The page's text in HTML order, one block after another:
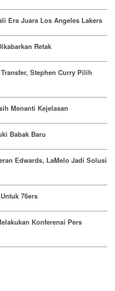
Era Juara Los Angeles Lakers
Retak
Stephen Curry Pilih
Menanti Kejelasan
Babak Baru
Edwards, LaMelo Jadi Solusi
76ers
Konferensi Pers